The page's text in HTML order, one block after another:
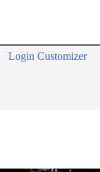
Login Customizer